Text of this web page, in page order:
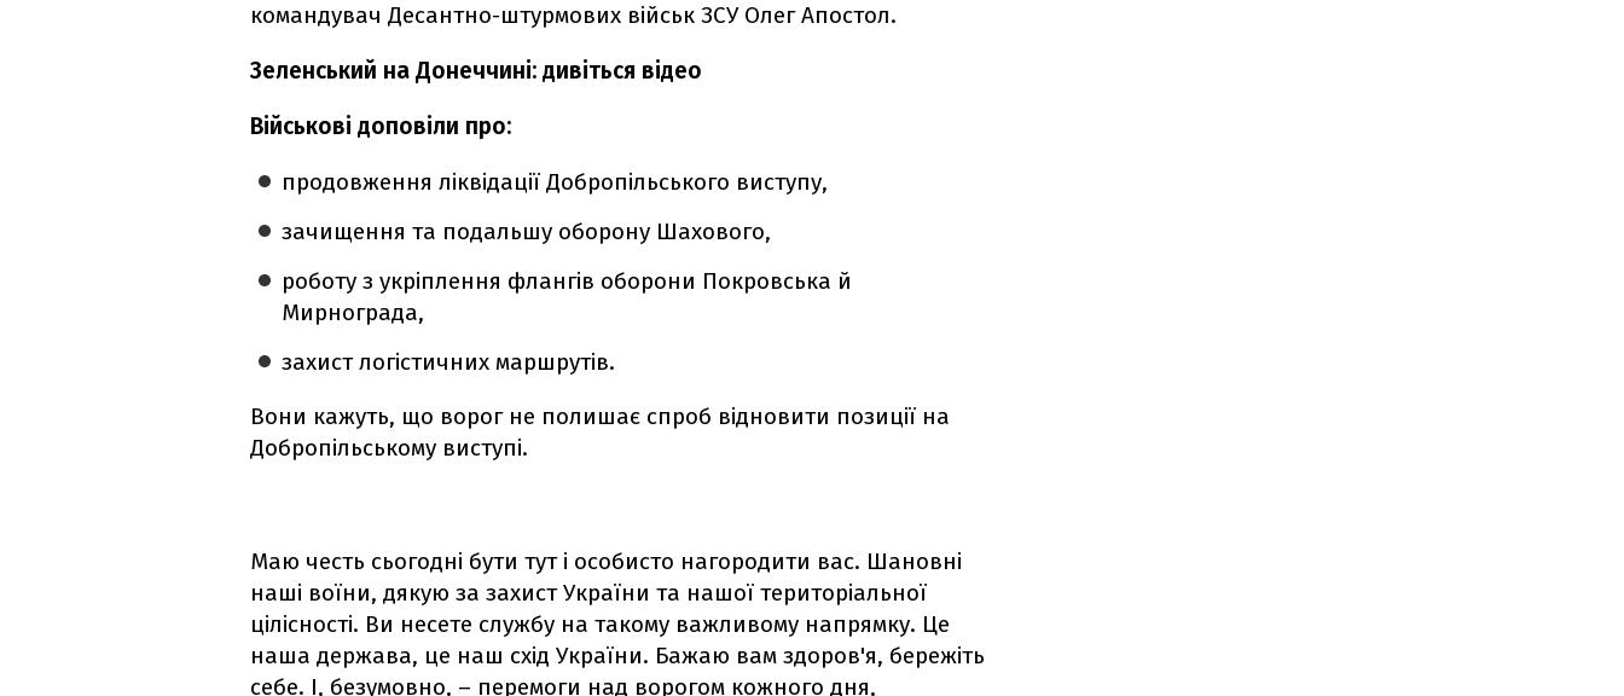
командувач Десантно-штурмових військ ЗСУ Олег Апостол.
Зеленський на Донеччині: дивіться відео
Військові доповіли про:
продовження ліквідації Добропільського виступу,
зачищення та подальшу оборону Шахового,
роботу з укріплення флангів оборони Покровська й
Мирнограда,
захист логістичних маршрутів.
Вони кажуть, що ворог не полишає спроб відновити позиції на
Добропільському виступі.
Маю честь сьогодні бути тут і особисто нагородити вас. Шановні
наші воїни, дякую за захист України та нашої територіальної
цілісності. Ви несете службу на такому важливому напрямку. Це
наша держава, це наш схід України. Бажаю вам здоров'я, бережіть
себе. І, безумовно, – перемоги над ворогом кожного дня,